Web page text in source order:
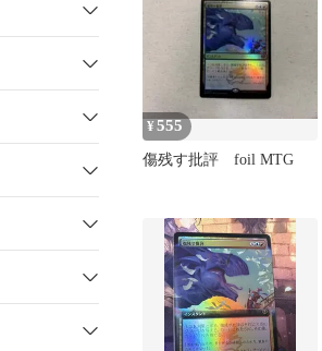
¥555
傷残す批評 foil MTG